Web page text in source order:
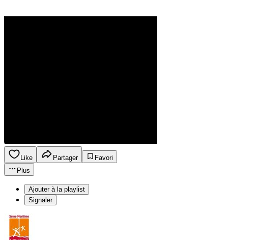
Like Partager
Favori
Plus
Ajouter à la playlist
Signaler